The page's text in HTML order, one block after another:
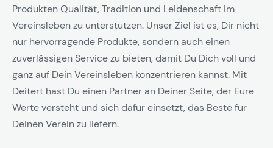
Produkten Qualität, Tradition und Leidenschaft im
Vereinsleben zu unterstützen. Unser Ziel ist es, Dir nicht
nur hervorragende Produkte, sondern auch einen
zuverlässigen Service zu bieten, damit Du Dich voll und
ganz auf Dein Vereinsleben konzentrieren kannst. Mit
Deitert hast Du einen Partner an Deiner Seite, der Eure
Werte versteht und sich dafür einsetzt, das Beste für
Deinen Verein zu liefern.